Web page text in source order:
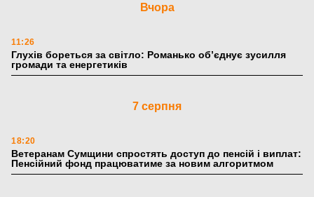
Вчора
11:26
Глухів бореться за світло: Романько об’єднує зусилля
громади та енергетиків
7 серпня
18:20
Ветеранам Сумщини спростять доступ до пенсій і виплат:
Пенсійний фонд працюватиме за новим алгоритмом